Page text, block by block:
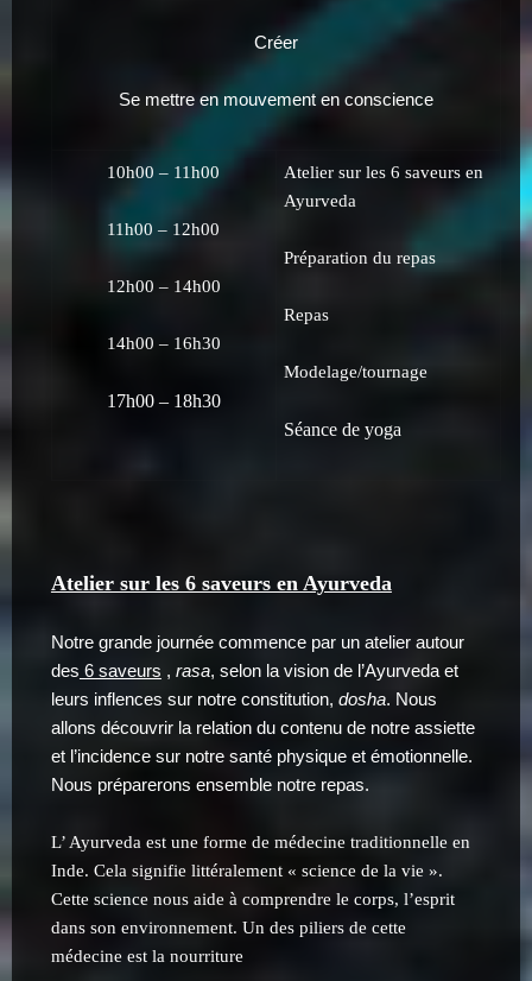
Créer
Se mettre en mouvement en conscience
10h00 – 11h00
11h00 – 12h00
12h00 – 14h00
14h00 – 16h30
17h00 – 18h30
Atelier sur les 6 saveurs en
Ayurveda
Préparation du repas
Repas
Modelage/tournage
Séance de yoga
Atelier sur les 6 saveurs en Ayurveda
Notre grande journée commence par un atelier autour
des 6 saveurs , rasa, selon la vision de l’Ayurveda et
leurs inflences sur notre constitution, dosha. Nous
allons découvrir la relation du contenu de notre assiette
et l’incidence sur notre santé physique et émotionnelle.
Nous préparerons ensemble notre repas.
L’ Ayurveda est une forme de médecine traditionnelle en
Inde. Cela signifie littéralement « science de la vie ».
Cette science nous aide à comprendre le corps, l’esprit
dans son environnement. Un des piliers de cette
médecine est la nourriture